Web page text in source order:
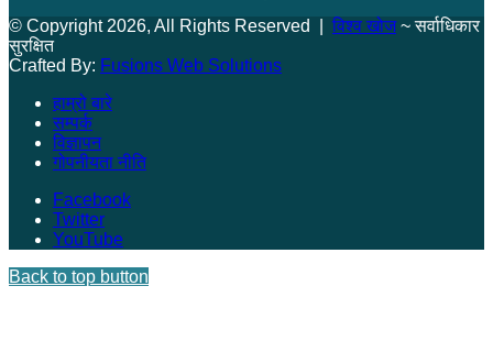
© Copyright 2026, All Rights Reserved | विश्व खोज~ सर्वाधिकार
सुरक्षित
Crafted By: Fusions Web Solutions
हाम्रो बारे
सम्पर्क
विज्ञापन
गोपनीयता नीति
Facebook
Twitter
YouTube
Back to top button